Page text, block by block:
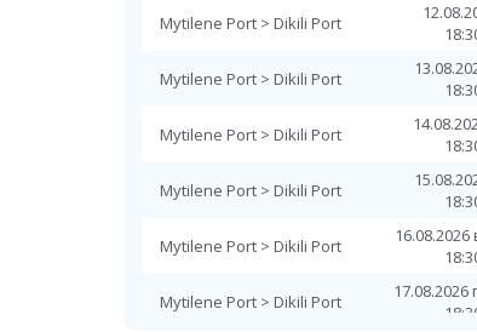
Mytilene Port > Dikili Port
Mytilene Port > Dikili Port
Mytilene Port > Dikili Port
Mytilene Port > Dikili Port
Mytilene Port > Dikili Port
Mytilene Port > Dikili Port